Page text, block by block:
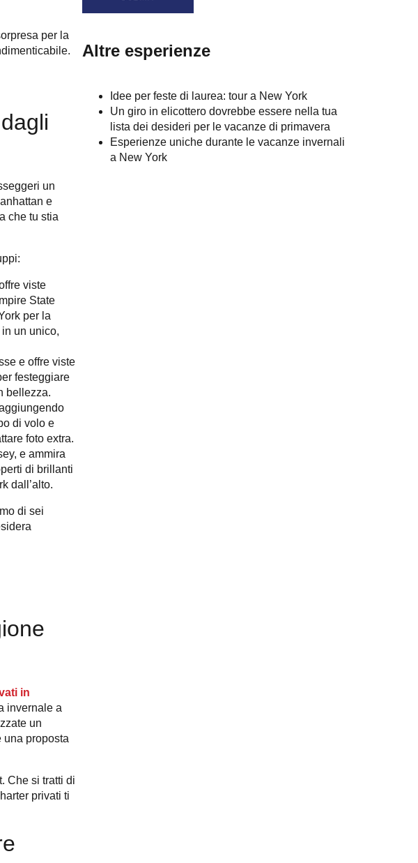
per la
un
e
che tu stia
viste
State
per la
un unico,
e offre viste
festeggiare
bellezza.
di volo e
foto extra.
e ammira
di brillanti
dall’alto.
di sei
​​in
invernale a
un
una proposta
Che si tratti di
privati ​​ti
Altre esperienze
Idee per feste di laurea: tour a New York
Un giro in elicottero dovrebbe essere nella tua
lista dei desideri per le vacanze di primavera
Esperienze uniche durante le vacanze invernali
a New York